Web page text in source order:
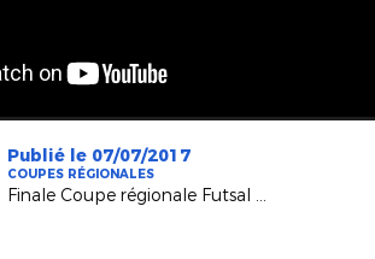
Publié le 07/07/2017
COUPES RÉGIONALES
Finale Coupe régionale Futsal Seniors F 2016/2017